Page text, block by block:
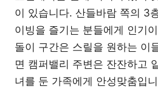
이 있습니다. 산들바람 쪽의 3
이빙을 즐기는 분들에게 인기
돌이 구간은 스릴을 원하는 이
면 캠퍼밸리 주변은 잔잔하고
녀를 둔 가족에게 안성맞춤입